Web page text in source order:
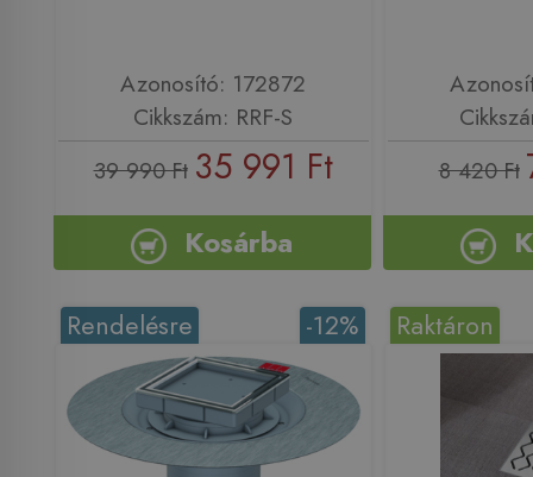
Azonosító: 172872
Cikkszám: RRF-S
39 990 Ft 35 991 Ft
Kosárba
8 420 Ft
-12%
Rendelésre Raktáron